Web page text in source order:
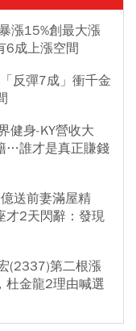
漲15%創最大漲
6成上漲空間
反彈7成」衝千金
健身-KY營收大
…誰才是真正賺錢
送前妻滿屋精
才2天閃辭：發現
(2337)第二根漲
杜金龍2理由喊選